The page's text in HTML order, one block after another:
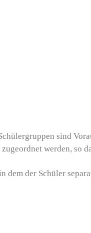
sind
werden, so
dem der Schüler